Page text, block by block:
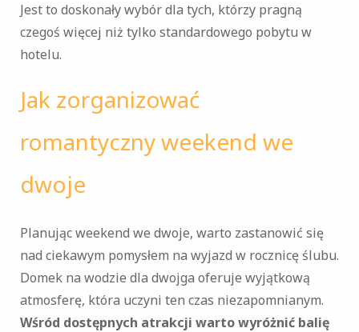
Jest to doskonały wybór dla tych, którzy pragną
czegoś więcej niż tylko standardowego pobytu w
hotelu.
Jak zorganizować
romantyczny weekend we
dwoje
Planując weekend we dwoje, warto zastanowić się
nad ciekawym pomysłem na wyjazd w rocznicę ślubu.
Domek na wodzie dla dwojga oferuje wyjątkową
atmosferę, która uczyni ten czas niezapomnianym.
Wśród dostępnych atrakcji warto wyróżnić balię